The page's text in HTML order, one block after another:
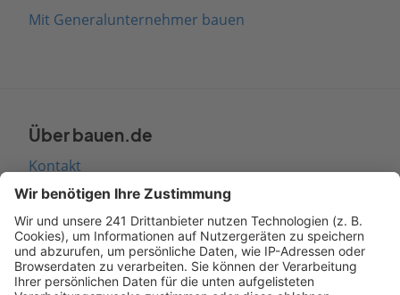
Mit Generalunternehmer bauen
Über bauen.de
Kontakt
Seitenaufbau
Barrierefreiheit
Cookie Einstellungen